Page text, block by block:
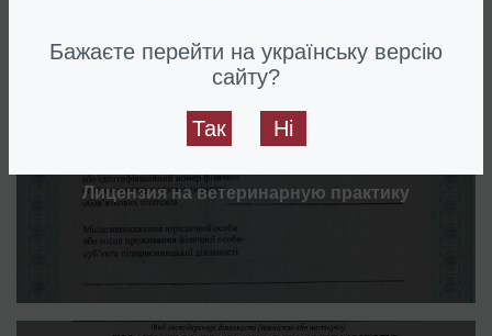
Услугипо теме данного материала
Лицензия на ветеринарную практику
Бажаєте перейти на українську версію
сайту?
Так Ні